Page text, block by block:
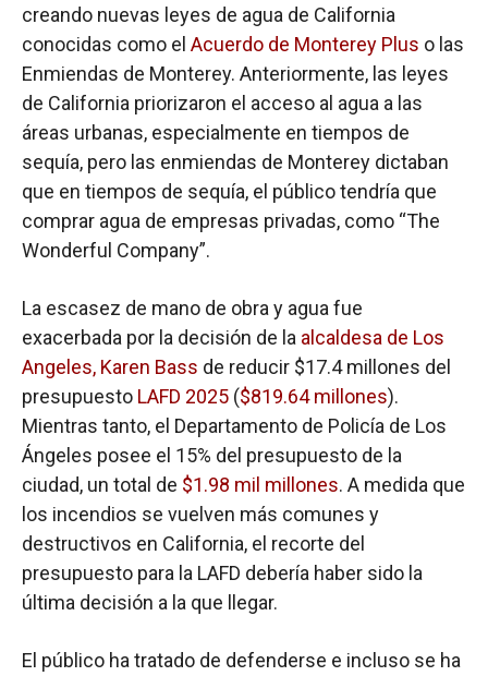
creando nuevas leyes de agua de California
conocidas como el Acuerdo de Monterey Plus o las
Enmiendas de Monterey. Anteriormente, las leyes
de California priorizaron el acceso al agua a las
áreas urbanas, especialmente en tiempos de
sequía, pero las enmiendas de Monterey dictaban
que en tiempos de sequía, el público tendría que
comprar agua de empresas privadas, como “The
Wonderful Company”.
La escasez de mano de obra y agua fue
exacerbada por la decisión de la alcaldesa de Los
Angeles, Karen Bass de reducir $17.4 millones del
presupuesto LAFD 2025 ($819.64 millones).
Mientras tanto, el Departamento de Policía de Los
Ángeles posee el 15% del presupuesto de la
ciudad, un total de $1.98 mil millones. A medida que
los incendios se vuelven más comunes y
destructivos en California, el recorte del
presupuesto para la LAFD debería haber sido la
última decisión a la que llegar.
El público ha tratado de defenderse e incluso se ha